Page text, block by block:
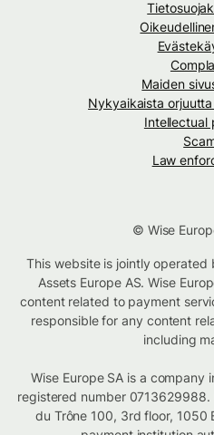
Maiden
Nykyaikaista
Intellectual
Law
© Wise
This website is jointly operated
Assets Europe AS. Wise
content related to payment
responsible for any content
including
Wise Europe SA is a company
registered number
du Trône 100, 3rd floor, 1050